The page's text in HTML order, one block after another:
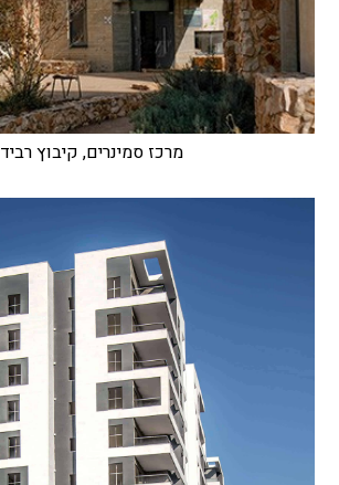
מרכז סמינרים, קיבוץ רביד